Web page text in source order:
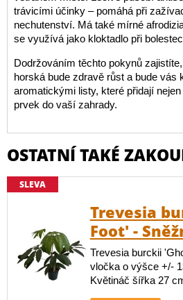
trávicími účinky – pomáhá při
nechutenství. Má také mírné
se využívá jako kloktadlo při
Dodržováním těchto pokynů
horská bude zdravě růst a bude vás
aromatickými listy, které přidají
prvek do vaší zahrady.
OSTATNÍ TAKÉ
SLEVA
Trevesia
Foot' -
Trevesia burckii
vločka o výšce +/-
Květináč šířka 27